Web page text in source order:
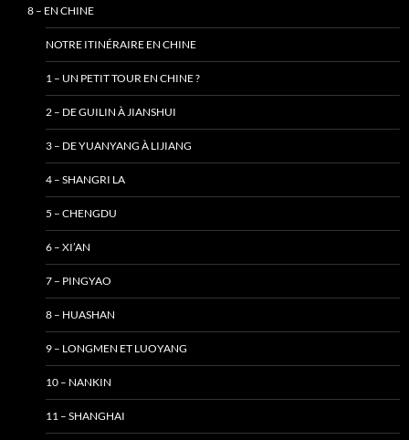
8 – EN CHINE
NOTRE ITINÉRAIRE EN CHINE
1 – UN PETIT TOUR EN CHINE ?
2 – DE GUILIN À JIANSHUI
3 – DE YUANYANG À LIJIANG
4 – SHANGRI LA
5 – CHENGDU
6 – XI’AN
7 – PINGYAO
8 – HUASHAN
9 – LONGMEN ET LUOYANG
10 – NANKIN
11 – SHANGHAI